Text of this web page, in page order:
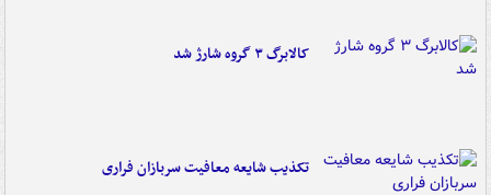
کالابرگ ۳ گروه شارژ شد
تکذیب شایعه معافیت سربازان فراری